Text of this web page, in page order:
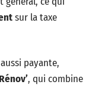
sur la taxe
payante,
, qui combine